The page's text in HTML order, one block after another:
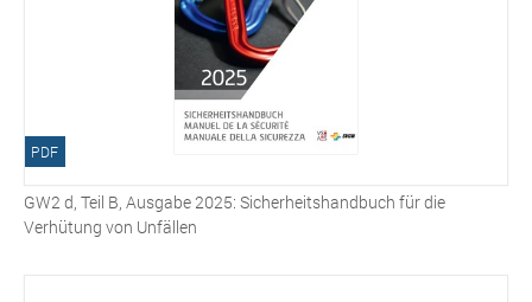
PDF
GW2 d, Teil B, Ausgabe 2025: Sicherheitshandbuch für die
Verhütung von Unfällen